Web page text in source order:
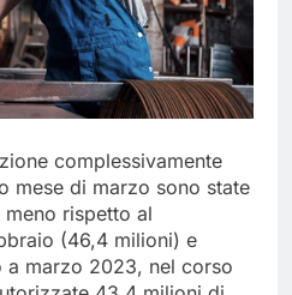
complessivamente
mese di marzo sono state
rispetto al
(46,4 milioni) e
a marzo 2023, nel corso